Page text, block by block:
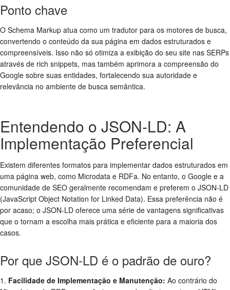
Ponto chave
O Schema Markup atua como um tradutor para os motores de busca,
convertendo o conteúdo da sua página em dados estruturados e
compreensíveis. Isso não só otimiza a exibição do seu site nas SERPs
através de rich snippets, mas também aprimora a compreensão do
Google sobre suas entidades, fortalecendo sua autoridade e
relevância no ambiente de busca semântica.
Entendendo o JSON-LD: A
Implementação Preferencial
Existem diferentes formatos para implementar dados estruturados em
uma página web, como Microdata e RDFa. No entanto, o Google e a
comunidade de SEO geralmente recomendam e preferem o JSON-LD
(JavaScript Object Notation for Linked Data). Essa preferência não é
por acaso; o JSON-LD oferece uma série de vantagens significativas
que o tornam a escolha mais prática e eficiente para a maioria dos
casos.
Por que JSON-LD é o padrão de ouro?
1. Facilidade de Implementação e Manutenção: Ao contrário do